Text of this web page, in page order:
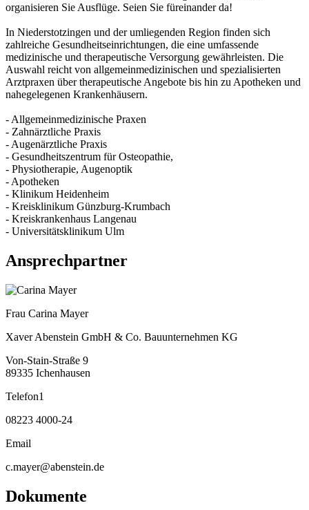
organisieren Sie Ausflüge. Seien Sie füreinander da!
In Niederstotzingen und der umliegenden Region finden sich
zahlreiche Gesundheitseinrichtungen, die eine umfassende
medizinische und therapeutische Versorgung gewährleisten. Die
Auswahl reicht von allgemeinmedizinischen und spezialisierten
Arztpraxen über therapeutische Angebote bis hin zu Apotheken und
nahegelegenen Krankenhäusern.
- Allgemeinmedizinische Praxen
- Zahnärztliche Praxis
- Augenärztliche Praxis
- Gesundheitszentrum für Osteopathie,
- Physiotherapie, Augenoptik
- Apotheken
- Klinikum Heidenheim
- Kreisklinikum Günzburg-Krumbach
- Kreiskrankenhaus Langenau
- Universitätsklinikum Ulm
Ansprechpartner
Frau Carina Mayer
Xaver Abenstein GmbH & Co. Bauunternehmen KG
Von-Stain-Straße 9
89335 Ichenhausen
Telefon1
08223 4000-24
Email
c.mayer@abenstein.de
Dokumente